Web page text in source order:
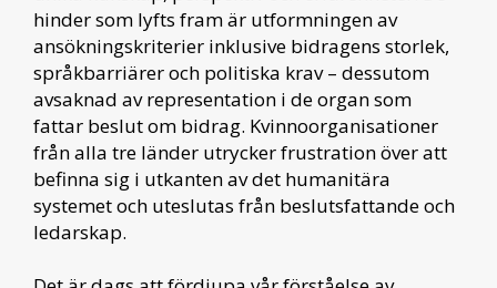
hinder som lyfts fram är utformningen av
ansökningskriterier inklusive bidragens storlek,
språkbarriärer och politiska krav – dessutom
avsaknad av representation i de organ som
fattar beslut om bidrag. Kvinnoorganisationer
från alla tre länder utrycker frustration över att
befinna sig i utkanten av det humanitära
systemet och uteslutas från beslutsfattande och
ledarskap.